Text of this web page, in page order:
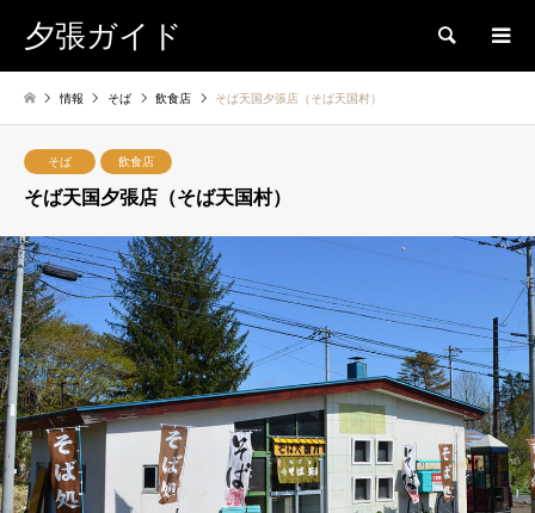
夕張ガイド 検索
情報 そば 飲食店 そば天国夕張店（そば天国村）
そば 飲食店
そば天国夕張店（そば天国村）